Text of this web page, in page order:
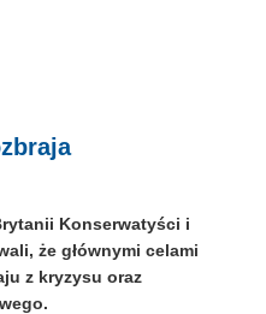
Konserwatyści i
że głównymi celami
z kryzysu oraz